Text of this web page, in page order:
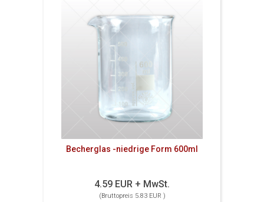
Becherglas -niedrige Form 600ml
4.59 EUR + MwSt.
(Bruttopreis 5.83 EUR )